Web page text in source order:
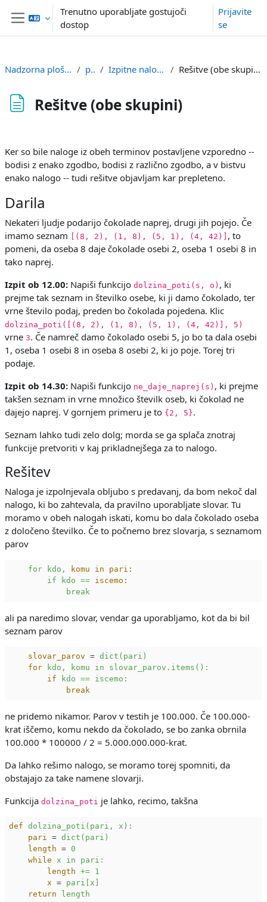
Preskoči na glavno vsebino
Stransko polje
Trenutno uporabljate gostujoči
dostop
Prijavite
se
Nadzorna plošča p1 Izpitne naloge Rešitve (obe skupini)
Rešitve (obe skupini)
Ker so bile naloge iz obeh terminov postavljene vzporedno --
bodisi z enako zgodbo, bodisi z različno zgodbo, a v bistvu
enako nalogo -- tudi rešitve objavljam kar prepleteno.
Darila
Nekateri ljudje podarijo čokolade naprej, drugi jih pojejo. Če
imamo seznam [(8, 2), (1, 8), (5, 1), (4, 42)] , to
pomeni, da oseba 8 daje čokolade osebi 2, oseba 1 osebi 8 in
tako naprej.
Izpit ob 12.00: Napiši funkcijo dolzina_poti(s, o) , ki
prejme tak seznam in številko osebe, ki ji damo čokolado, ter
vrne število podaj, preden bo čokolada pojedena. Klic
dolzina_poti([(8, 2), (1, 8), (5, 1), (4, 42)], 5)
vrne 3. Če namreč damo čokolado osebi 5, jo bo ta dala osebi
1, oseba 1 osebi 8 in oseba 8 osebi 2, ki jo poje. Torej tri
podaje.
Izpit ob 14.30: Napiši funkcijo ne_daje_naprej(s) , ki prejme
takšen seznam in vrne množico številk oseb, ki čokolad ne
dajejo naprej. V gornjem primeru je to {2, 5}.
Seznam lahko tudi zelo dolg; morda se ga splača znotraj
funkcije pretvoriti v kaj prikladnejšega za to nalogo.
Rešitev
Naloga je izpolnjevala obljubo s predavanj, da bom nekoč dal
nalogo, ki bo zahtevala, da pravilno uporabljate slovar. Tu
moramo v obeh nalogah iskati, komu bo dala čokolado oseba
z določeno številko. Če to počnemo brez slovarja, s seznamom
parov
for kdo,
komu in pari:
if
kdo ==
iscemo:
break
ali pa naredimo slovar, vendar ga uporabljamo, kot da bi bil
seznam parov
slovar_parov = dict(pari)
for
kdo, komu in slovar_parov.items():
if
kdo == iscemo:
break
ne pridemo nikamor. Parov v testih je 100.000. Če 100.000-
krat iščemo, komu nekdo da čokolado, se bo zanka obrnila
100.000 * 100000 / 2 = 5.000.000.000-krat.
Da lahko rešimo nalogo, se moramo torej spomniti, da
obstajajo za take namene slovarji.
Funkcija dolzina_poti je lahko, recimo, takšna
def dolzina_poti(pari, x):
pari = dict(pari)
length = 0
while x in pari:
length += 1
x = pari[x]
return
length